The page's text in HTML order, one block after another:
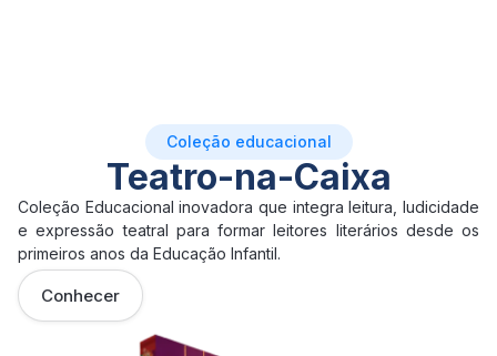
Coleção educacional
Teatro-na-Caixa
Coleção Educacional inovadora que integra leitura, ludicidade
e expressão teatral para formar leitores literários desde os
primeiros anos da Educação Infantil.
Conhecer